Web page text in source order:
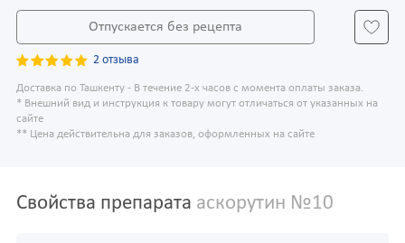
Отпускается без рецепта
2 отзыва
Доставка по Ташкенту - В течение 2-х часов с момента оплаты заказа.
* Внешний вид и инструкция к товару могут отличаться от указанных на
сайте
** Цена действительна для заказов, оформленных на сайте
Свойства препарата аскорутин №10